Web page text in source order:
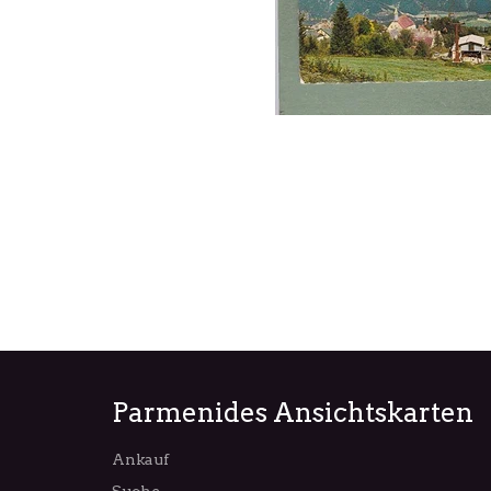
Parmenides Ansichtskarten
Ankauf